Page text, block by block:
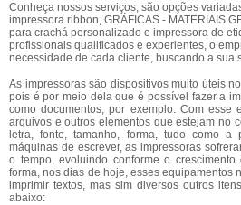
Conheça nossos serviços, são opções
impressora ribbon, GRÁFICAS - MATERIAIS
para crachá personalizado e impressora de
profissionais qualificados e experientes, o
necessidade de cada cliente, buscando a sua
As impressoras são dispositivos muito úteis
pois é por meio dela que é possível fazer a
como documentos, por exemplo. Com esse
arquivos e outros elementos que estejam no
letra, fonte, tamanho, forma, tudo como a
máquinas de escrever, as impressoras
o tempo, evoluindo conforme o
forma, nos dias de hoje, esses equipamentos
imprimir textos, mas sim diversos outros
abaixo: